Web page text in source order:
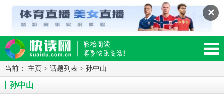
✕
读网-轻松阅读,快乐生活移动版
当前： 主页 > 话题列表 > 孙中山
孙中山